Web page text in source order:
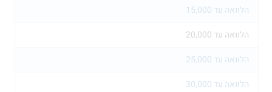
הלוואה עד 15,000
הלוואה עד 20,000
הלוואה עד 25,000
הלוואה עד 30,000